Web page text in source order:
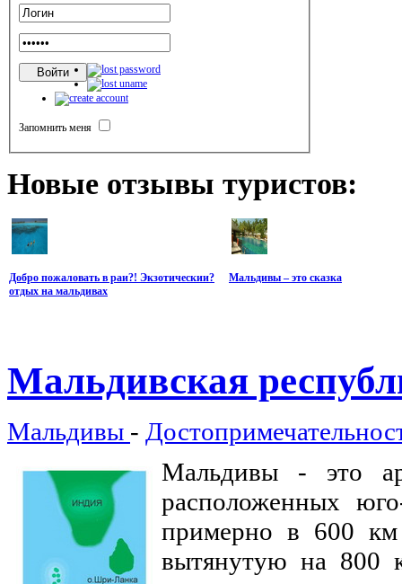
Запомнить меня
Новые отзывы туристов:
Добро пожаловать в раи?! Экзотическии?
отдых на мальдивах
Мальдивы – это сказка
Мальдивская
Мальдивы -
Мальдивы - это
расположенных
примерно в 600 км
вытянутую на 800